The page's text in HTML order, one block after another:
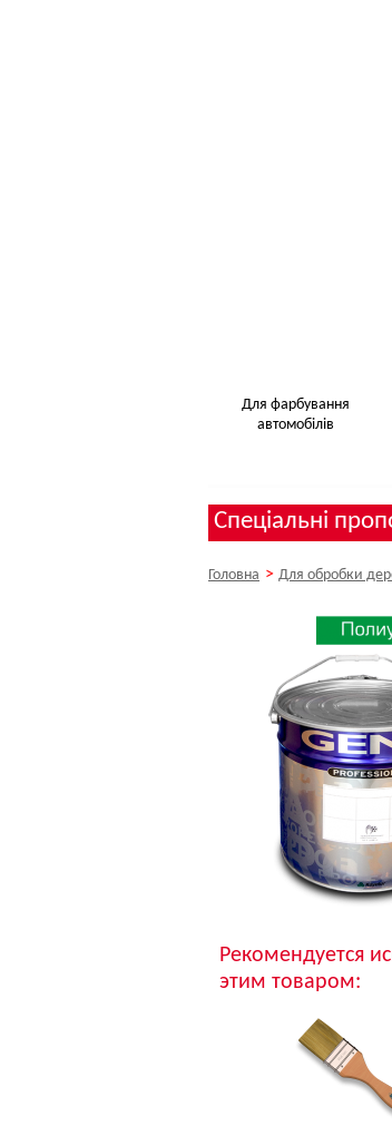
Для фарбування
автомобілів
Спеціальні
Головна > Для обробки
Рекомендуется
этим товаром: